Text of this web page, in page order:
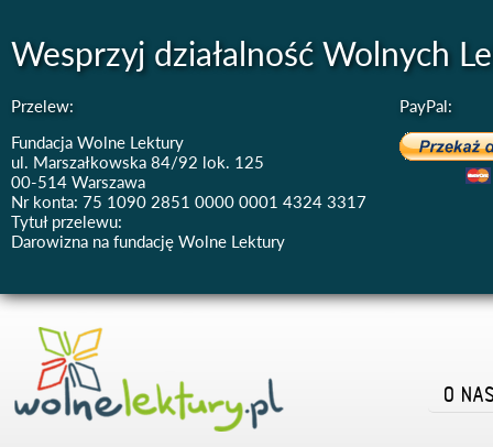
Wesprzyj działalność Wolnych
Przelew:
Fundacja Wolne Lektury
ul. Marszałkowska 84/92 lok. 125
00-514 Warszawa
Nr konta: 75 1090 2851 0000 0001 4324 3317
Tytuł przelewu:
Darowizna na fundację Wolne Lektury
PayPal:
O